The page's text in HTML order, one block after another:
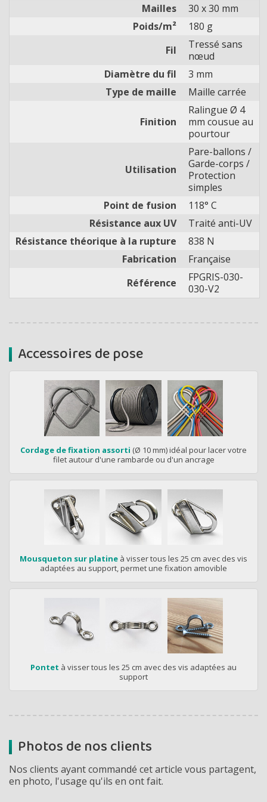
Mailles
30 x 30 mm
Poids/m²
180 g
Fil
Tressé sans
nœud
Diamètre du fil
3 mm
Type de maille
Maille carrée
Finition
Ralingue Ø 4
mm cousue au
pourtour
Utilisation
Pare-ballons /
Garde-corps /
Protection
simples
Point de fusion
118° C
Résistance aux UV
Traité anti-UV
Résistance théorique à la rupture
838 N
Fabrication
Française
Référence
FPGRIS-030-
030-V2
Accessoires de pose
Cordage de fixation assorti (Ø 10 mm) idéal pour lacer votre
filet autour d'une rambarde ou d'un ancrage
Mousqueton sur platine à visser tous les 25 cm avec des vis
adaptées au support, permet une fixation amovible
Pontet à visser tous les 25 cm avec des vis adaptées au
support
Photos de nos clients
Nos clients ayant commandé cet article vous partagent,
en photo, l'usage qu'ils en ont fait.